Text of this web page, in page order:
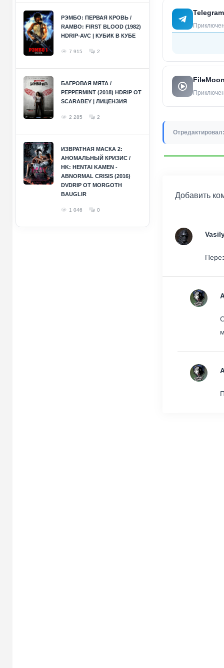
РЭМБО: ПЕРВАЯ КРОВЬ /
RAMBO: FIRST BLOOD (1982)
HDRIP-AVC | КУБИК В КУБЕ
7 915 2
БАГРОВАЯ МЯТА /
PEPPERMINT (2018) HDRIP ОТ
SCARABEY | ЛИЦЕНЗИЯ
2 285 2
ИЗВРАТНАЯ МАСКА 2:
АНОМАЛЬНЫЙ КРИЗИС /
HK: HENTAI KAMEN -
ABNORMAL CRISIS (2016)
DVDRIP ОТ MORGOTH
BAUGLIR
1 046 0
Отредактировал:
Добавить